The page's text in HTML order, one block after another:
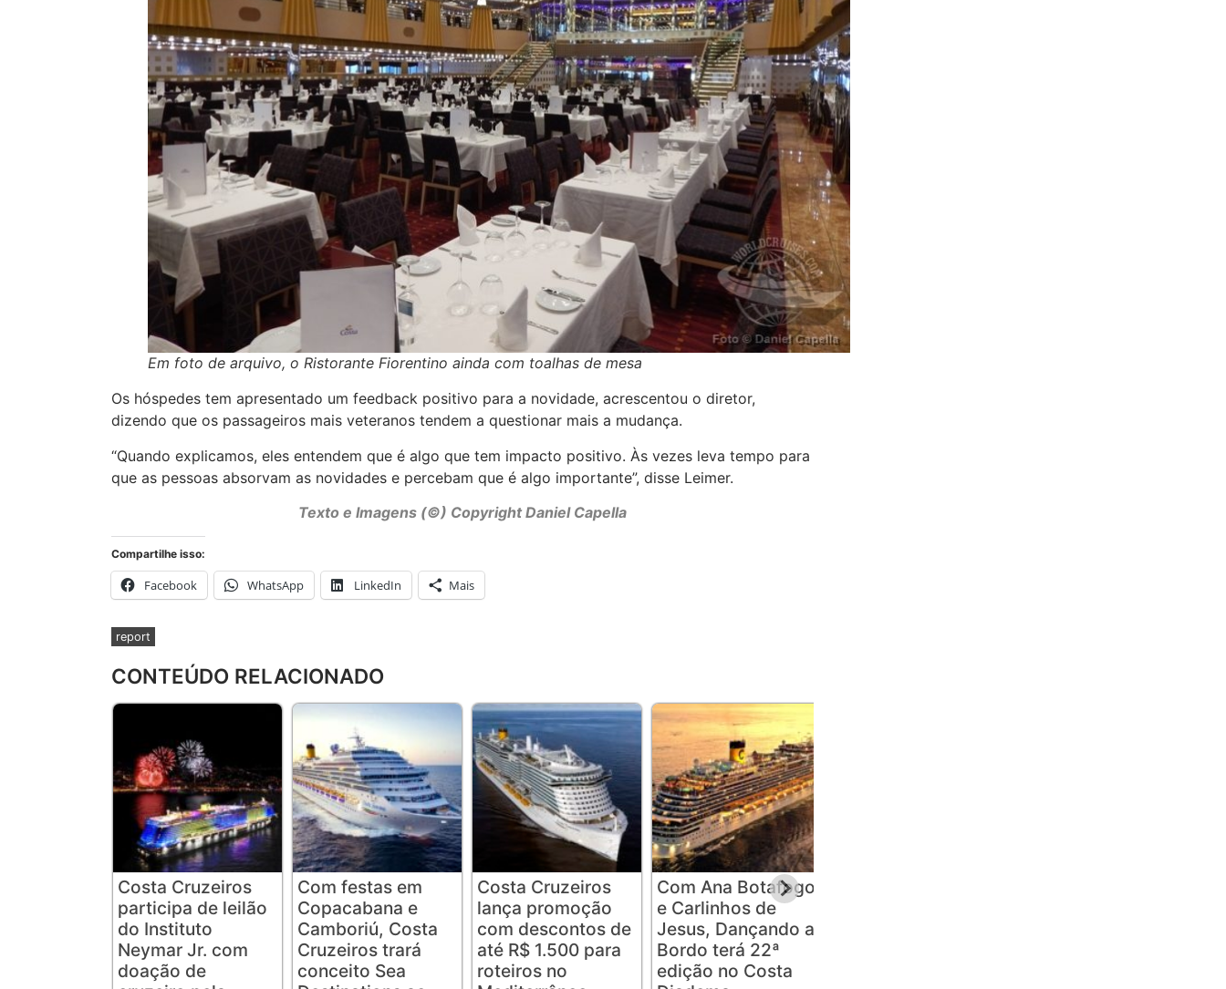
Em foto de arquivo, o Ristorante Fiorentino ainda com toalhas de mesa
Os hóspedes tem apresentado um feedback positivo para a novidade, acrescentou o diretor,
dizendo que os passageiros mais veteranos tendem a questionar mais a mudança.
“Quando explicamos, eles entendem que é algo que tem impacto positivo. Às vezes leva tempo para
que as pessoas absorvam as novidades e percebam que é algo importante”, disse Leimer.
Texto e Imagens (©) Copyright Daniel Capella
Compartilhe isso:
Facebook WhatsApp LinkedIn Mais
report
CONTEÚDO RELACIONADO
Costa Cruzeiros
participa de leilão
do Instituto
Neymar Jr. com
doação de
Com festas em
Copacabana e
Camboriú, Costa
Cruzeiros trará
conceito Sea
Costa Cruzeiros
lança promoção
com descontos de
até R$ 1.500 para
roteiros no
Com Ana Botafogo
e Carlinhos de
Jesus, Dançando a
Bordo terá 22ª
edição no Costa